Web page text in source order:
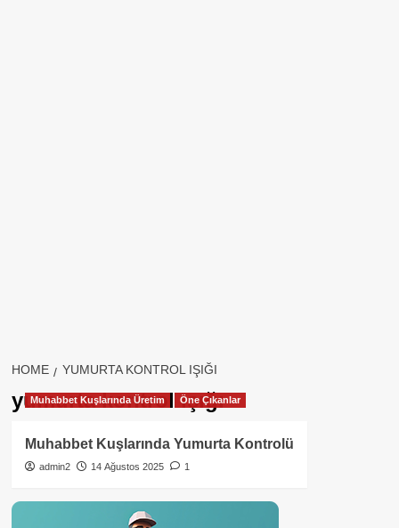
HOME YUMURTA KONTROL IŞIĞI
yumurta kontrol ışığı
Muhabbet Kuşlarında Üretim Öne Çıkanlar
Muhabbet Kuşlarında Yumurta Kontrolü
admin2 14 Ağustos 2025 1